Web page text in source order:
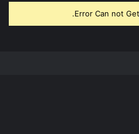
Error Can not